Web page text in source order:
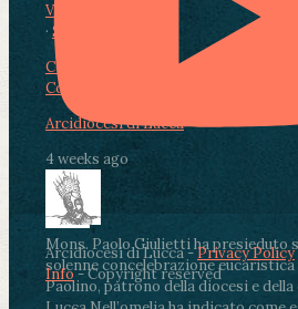
View on Facebook
· Share
Condividi su Facebook
Condividi su LinkedIn
Arcidiocesi di Lucca
4 weeks ago
Mons. Paolo Giulietti ha presieduto
solenne concelebrazione eucaristica
Paolino, patrono della diocesi e
Arcidiocesi di Lucca -Privacy Policy
Info- Copyright reserved